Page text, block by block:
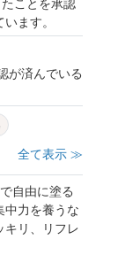
ことを承認
ます。
が済んでいる
全て表示 ≫
自由に塗る
中力を養うな
キリ、リフレ